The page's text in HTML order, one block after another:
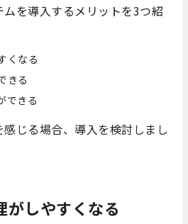
を導入するメリットを3つ紹
くなる
きる
できる
じる場合、導入を検討しまし
しやすくなる